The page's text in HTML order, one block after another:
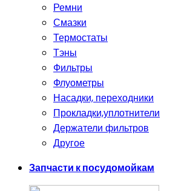
Ремни
Смазки
Термостаты
Тэны
Фильтры
Флуометры
Насадки, переходники
Прокладки,уплотнители
Держатели фильтров
Другое
Запчасти к посудомойкам